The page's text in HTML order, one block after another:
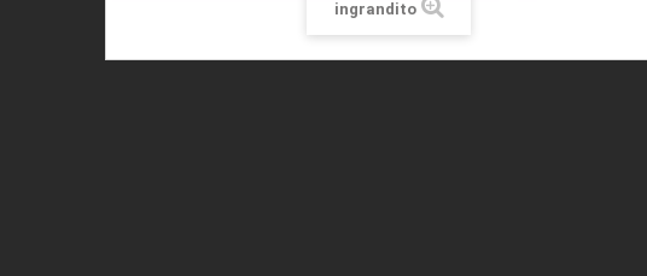
ingrandito